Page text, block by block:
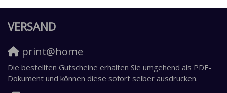
VERSAND
print@home
Die bestellten Gutscheine erhalten Sie umgehend als PDF-
Dokument und können diese sofort selber ausdrucken.